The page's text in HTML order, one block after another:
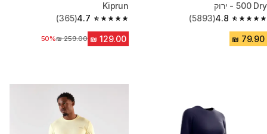
500 Dry - ירוק
4.8
4.8 out of 5 stars from 5893 reviews
(5893)
Kiprun
4.7
4.7 out of 5 stars from 365 reviews
(365)
מחיר לפני הנחה
50%